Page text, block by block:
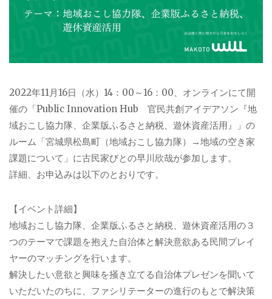
2022年11月16日（水）14：00～16：00、オンラインにて開
催の「Public Innovation Hub 官民共創アイデアソン『地
域おこし協力隊、企業版ふるさと納税、遊休資産活用』」の
ルーム「宮城県松島町（地域おこし協力隊）→地域の空き家
課題について」に古民家びとの早川欣哉が参加します。
詳細、お申込みは以下のとおりです。
【イベント詳細】
地域おこし協力隊、企業版ふるさと納税、遊休資産活用の３
つのテーマで課題を抱えた自治体と解決意欲ある民間プレイ
ヤーのマッチングを行います。
解決したい意欲と興味を掻き立てる自治体プレゼンを聞いて
いただいたのちに、ファシリテーターの進行のもとで解決策